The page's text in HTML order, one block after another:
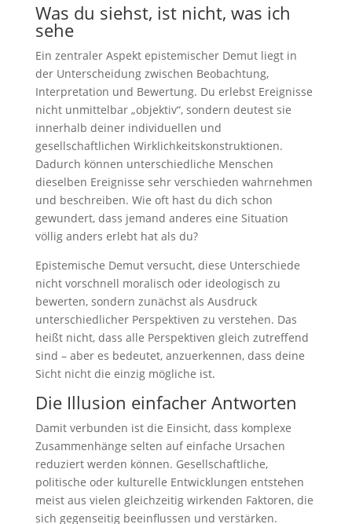
Was du siehst, ist nicht, was ich
sehe
Ein zentraler Aspekt epistemischer Demut liegt in
der Unterscheidung zwischen Beobachtung,
Interpretation und Bewertung. Du erlebst Ereignisse
nicht unmittelbar „objektiv“, sondern deutest sie
innerhalb deiner individuellen und
gesellschaftlichen Wirklichkeitskonstruktionen.
Dadurch können unterschiedliche Menschen
dieselben Ereignisse sehr verschieden wahrnehmen
und beschreiben. Wie oft hast du dich schon
gewundert, dass jemand anderes eine Situation
völlig anders erlebt hat als du?
Epistemische Demut versucht, diese Unterschiede
nicht vorschnell moralisch oder ideologisch zu
bewerten, sondern zunächst als Ausdruck
unterschiedlicher Perspektiven zu verstehen. Das
heißt nicht, dass alle Perspektiven gleich zutreffend
sind – aber es bedeutet, anzuerkennen, dass deine
Sicht nicht die einzig mögliche ist.
Die Illusion einfacher Antworten
Damit verbunden ist die Einsicht, dass komplexe
Zusammenhänge selten auf einfache Ursachen
reduziert werden können. Gesellschaftliche,
politische oder kulturelle Entwicklungen entstehen
meist aus vielen gleichzeitig wirkenden Faktoren, die
sich gegenseitig beeinflussen und verstärken.